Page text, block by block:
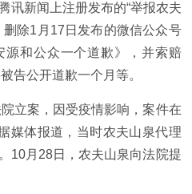
讯新闻上注册发布的“举报农夫
除1月17日发布的微信公众号
源和公众一个道歉》，并索赔
告公开道歉一个月等。
立案，因受疫情影响，案件在
媒体报道，当时农夫山泉代理
10月28日，农夫山泉向法院提